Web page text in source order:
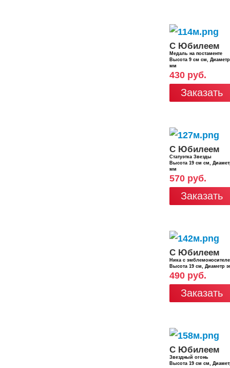
С Юбилеем
Медаль на постаменте
Высота 9 см см,
мм
430 руб.
Заказать
С Юбилеем
Статуэтка Звезды
Высота 19 см см,
мм
570 руб.
Заказать
С Юбилеем
Ника с
Высота 19 см, Диаметр
490 руб.
Заказать
С Юбилеем
Звездный огонь
Высота 19 см см,